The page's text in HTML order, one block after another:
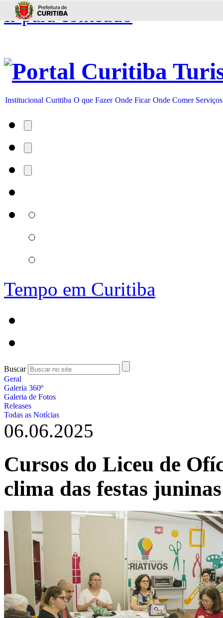
Ir para conteúdo
Institucional Curitiba O que Fazer Onde Ficar Onde Comer Serviços
Tempo em Curitiba
Buscar
Geral
Galeria 360º
Galeria de Fotos
Releases
Todas as Notícias
06.06.2025
Cursos do Liceu de
clima das festas juninas